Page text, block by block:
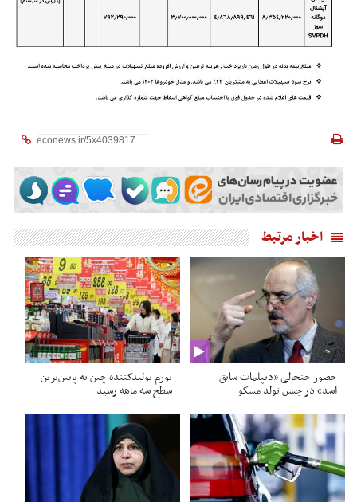
اخبار مرتبط
حضور جنجالی «دیپلمات سابق
اسد» در جشن تولد مسکو
تورم تولیدکننده چین به پایین‌ترین
سطح سه ماهه رسید